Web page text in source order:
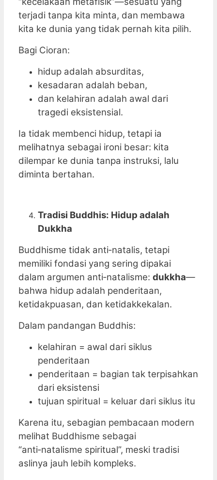
terjadi tanpa kita minta, dan membawa
kita ke dunia yang tidak pernah kita pilih.
Bagi Cioran:
hidup adalah absurditas,
kesadaran adalah beban,
dan kelahiran adalah awal dari
tragedi eksistensial.
Ia tidak membenci hidup, tetapi ia
melihatnya sebagai ironi besar: kita
dilempar ke dunia tanpa instruksi, lalu
diminta bertahan.
Tradisi Buddhis: Hidup adalah
Dukkha
Buddhisme tidak anti‑natalis, tetapi
memiliki fondasi yang sering dipakai
dalam argumen anti‑natalisme: dukkha—
bahwa hidup adalah penderitaan,
ketidakpuasan, dan ketidakkekalan.
Dalam pandangan Buddhis:
kelahiran = awal dari siklus
penderitaan
penderitaan = bagian tak terpisahkan
dari eksistensi
tujuan spiritual = keluar dari siklus itu
Karena itu, sebagian pembacaan modern
melihat Buddhisme sebagai
“anti‑natalisme spiritual”, meski tradisi
aslinya jauh lebih kompleks.